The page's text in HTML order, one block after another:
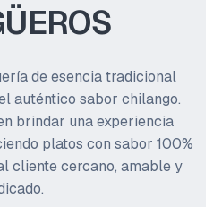
de esencia tradicional
auténtico sabor chilango.
brindar una experiencia
platos con sabor 100%
cliente cercano, amable y